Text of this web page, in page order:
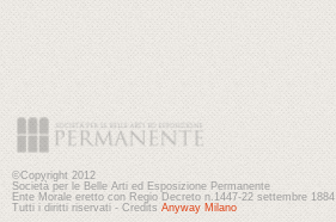
©Copyright 2012
Società per le Belle Arti ed Esposizione Permanente
Ente Morale eretto con Regio Decreto n.1447-22 settembre 1884
Tutti i diritti riservati - Credits Anyway Milano